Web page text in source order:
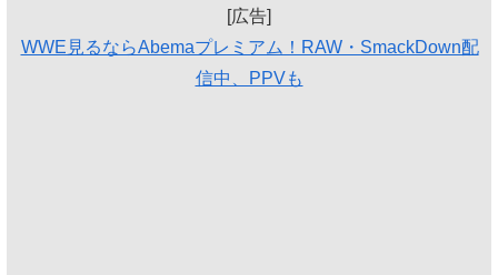
[広告]
WWE見るならAbemaプレミアム！RAW・SmackDown配
信中、PPVも